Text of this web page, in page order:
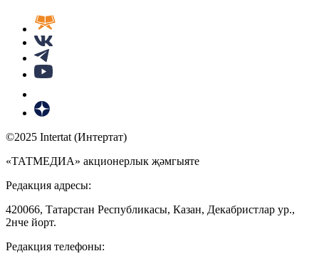
©2025 Intertat (Интертат)
«ТАТМЕДИА» акционерлык җәмгыяте
Редакция адресы:
420066, Татарстан Республикасы, Казан, Декабристлар ур.,
2нче йорт.
Редакция телефоны: